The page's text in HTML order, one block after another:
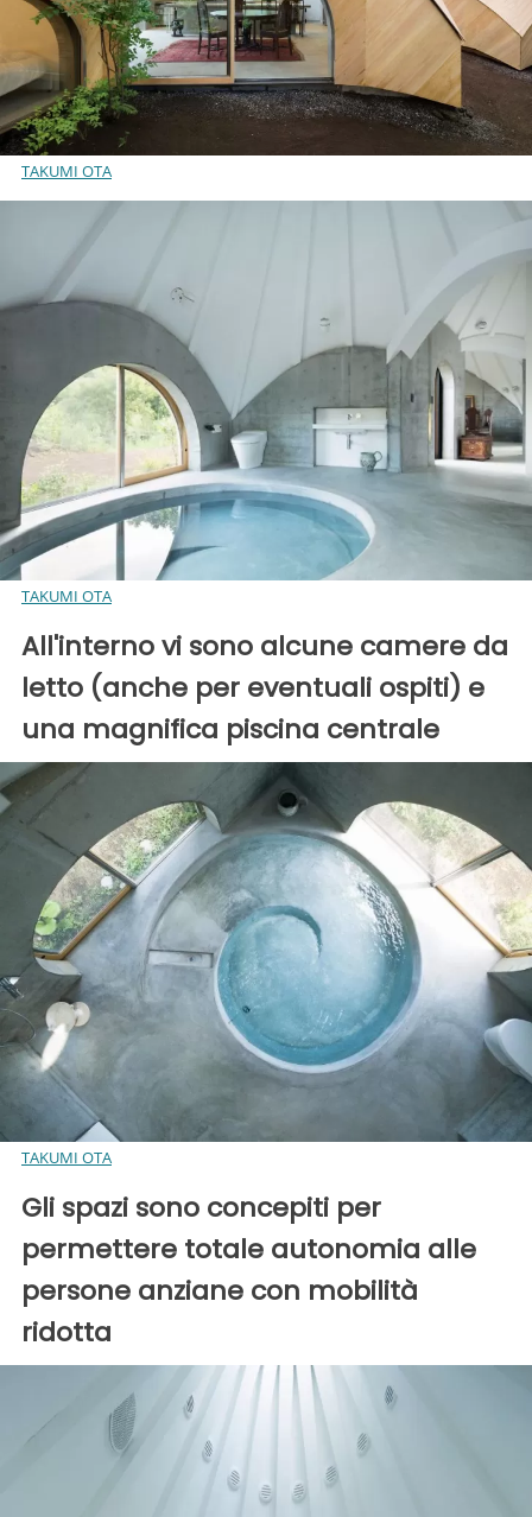
TAKUMI OTA
TAKUMI OTA
All'interno vi sono alcune camere da
letto (anche per eventuali ospiti) e
una magnifica piscina centrale
TAKUMI OTA
Gli spazi sono concepiti per
permettere totale autonomia alle
persone anziane con mobilità
ridotta